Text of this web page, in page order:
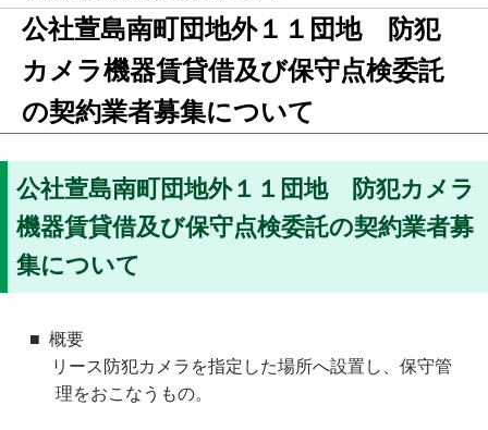
公社萱島南町団地外１１団地 防犯
カメラ機器賃貸借及び保守点検委託
の契約業者募集について
公社萱島南町団地外１１団地 防犯カメラ
機器賃貸借及び保守点検委託の契約業者募
集について
概要
リース防犯カメラを指定した場所へ設置し、保守管
理をおこなうもの。